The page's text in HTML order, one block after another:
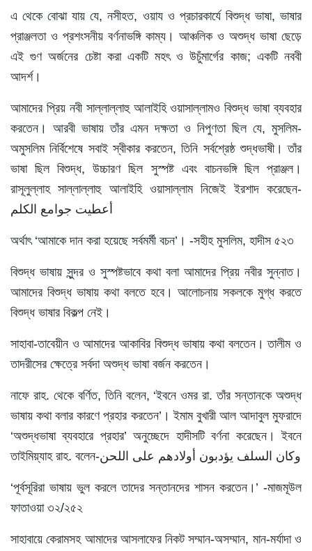
এ থেকে বোঝা যায় যে, নসীহত, ওয়ায ও প্রচারকার্যে বিশুদ্ধ ভাষা, ভাষার
প্রাঞ্জলতা ও প্রশংসনীয় বর্ণনাভঙ্গি কাম্য। আঞ্চলিক ও অশুদ্ধ ভাষা ছেড়ে
এই গুণ অর্জনের চেষ্টা করা একটি মহৎ ও উচুঁমার্গের কাজ; একটি নববী
আদর্শ।
আমাদের প্রিয় নবী সাল্লাল্লাহু আলাইহি ওয়াসাল্লামও বিশুদ্ধ ভাষা ব্যবহার
করতেন। আরবী ভাষায় তাঁর এমন দক্ষতা ও নিপুণতা ছিল যে, মুসলিম-
অমুসলিম নির্বিশেষে সবাই স্বীকার করতেন, তিনি সর্বশ্রেষ্ঠ শুদ্ধভাষী। তাঁর
ভাষা ছিল বিশুদ্ধ, উচ্চারণ ছিল সুস্পষ্ট এবং বাচনভঙ্গি ছিল প্রাঞ্জল।
রাসূলুল্লাহ সাল্লাল্লাহু আলাইহি ওয়াসাল্লাম নিজেই ইরশাদ করেছেন-
أعطيت جوامع الكلم
অর্থাৎ ‘আমাকে দান করা হয়েছে সর্বমর্মী বচন’। -সহীহ মুসলিম, হাদীস ৫২৩
বিশুদ্ধ ভাষায় সুন্দর ও সুস্পষ্টভাবে কথা বলা আমাদের প্রিয় নবীর সুন্নাত।
আমাদের বিশুদ্ধ ভাষায় কথা বলতে হবে। আলোচনায় সকলকে মুগ্ধ করতে
বিশুদ্ধ ভাষার বিকল্প নেই।
সাহাবা-তাবেয়ীন ও আমাদের আকাবির বিশুদ্ধ ভাষায় কথা বলতেন। তালীম ও
তাদরীসের ক্ষেত্রে সর্বদা অশুদ্ধ ভাষা বর্জন করতেন।
নাফে রাহ. থেকে বর্ণিত, তিনি বলেন, ‘ইবনে ওমর রা. তাঁর সন্তানকে অশুদ্ধ
ভাষায় কথা বলার কারণে প্রহার করতেন’। ইমাম বুখারী আল আদাবুল মুফরাদে
‘অশুদ্ধভাষা ব্যবহারে প্রহার’ অনুচ্ছেদে হাদীসটি বর্ণনা করেছেন। ইবনে
তাইমিয়্যাহ রাহ. বলেন-وكان السلف يؤدبون أولادهم على اللحن
‘পূর্বসূরিরা ভাষায় ভুল করলে তাদের সন্তানদের শাসন করতেন।’ -মাজমূউল
ফাতাওয়া ৩২/২৫২
সাহাবায়ে কেরামসহ আমাদের আসলাফের নিকট সম্মান-অসম্মান, মান-মর্যাদা ও